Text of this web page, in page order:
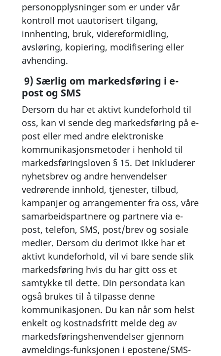
personopplysninger som er under vår
kontroll mot uautorisert tilgang,
innhenting, bruk, videreformidling,
avsløring, kopiering, modifisering eller
avhending.
9) Særlig om markedsføring i e-
post og SMS
Dersom du har et aktivt kundeforhold til
oss, kan vi sende deg markedsføring på e-
post eller med andre elektroniske
kommunikasjonsmetoder i henhold til
markedsføringsloven § 15. Det inkluderer
nyhetsbrev og andre henvendelser
vedrørende innhold, tjenester, tilbud,
kampanjer og arrangementer fra oss, våre
samarbeidspartnere og partnere via e-
post, telefon, SMS, post/brev og sosiale
medier. Dersom du derimot ikke har et
aktivt kundeforhold, vil vi bare sende slik
markedsføring hvis du har gitt oss et
samtykke til dette. Din persondata kan
også brukes til å tilpasse denne
kommunikasjonen. Du kan når som helst
enkelt og kostnadsfritt melde deg av
markedsføringshenvendelser gjennom
avmeldings-funksjonen i epostene/SMS-